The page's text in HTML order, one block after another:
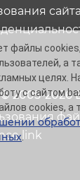
© 2005-2026
link
файлы
а
целях.
с сайтом
cookies, а
.